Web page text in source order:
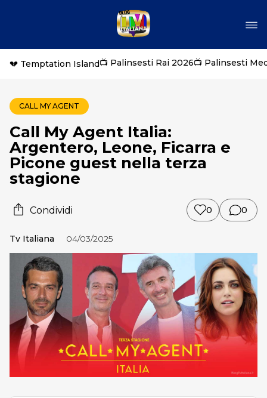
💔 Temptation Island📺 Palinsesti Rai 2026📺 Palinsesti
CALL MY AGENT
Call My Agent Italia:
Argentero, Leone, Ficarra e
Picone guest nella terza
stagione
Condividi 0 0
Tv Italiana 04/03/2025